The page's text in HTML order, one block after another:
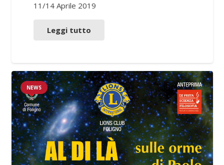
11/14 Aprile 2019
Leggi tutto
NEWS